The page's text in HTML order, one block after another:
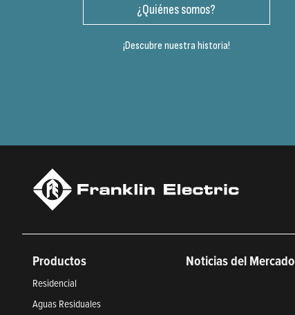
¿Quiénes somos?
¡Descubre nuestra historia!
Productos
Residencial
Aguas Residuales
Noticias del Mercado